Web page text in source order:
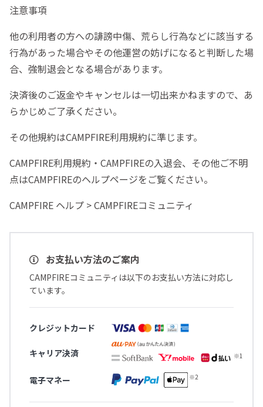
注意事項
他の利用者の方への誹謗中傷、荒らし行為などに該当する
行為があった場合やその他運営の妨げになると判断した場
合、強制退会となる場合があります。
決済後のご返金やキャンセルは一切出来かねますので、あ
らかじめご了承ください。
その他規約はCAMPFIRE利用規約に準じます。
CAMPFIRE利用規約・CAMPFIREの入退会、その他ご不明
点はCAMPFIREのヘルプページをご覧ください。
CAMPFIRE ヘルプ > CAMPFIREコミュニティ
お支払い方法のご案内
CAMPFIREコミュニティは以下のお支払い方法に対応し
ています。
クレジットカード
キャリア決済
電子マネー